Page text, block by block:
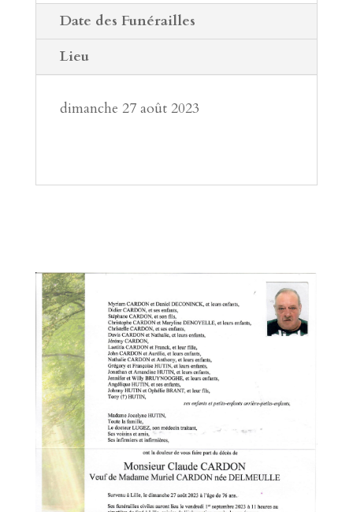
Date des Funérailles
Lieu
dimanche 27 août 2023